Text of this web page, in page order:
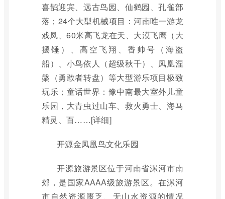
喜鹊迎宾、远古鸟园、仙鹤园、孔雀部
落；24个大型机械项目：河南唯一游龙
戏凤、60米高飞龙在天、大漠飞鹰（大
摆锤）、高空飞翔、香帅号（海盗
船）、小鸟依人（超级秋千）、凤凰涅
槃（勇敢者转盘）等大型游乐项目极致
玩乐；童话世界：豫中南最大室外儿童
乐园，大青虫过山车、救火勇士、海马
精灵、百……[详细]
开源金凤凰鸟文化乐园
开源旅游景区位于河南省漯河市南
郊，是国家AAAA级旅游景区。在漯河
市自然资源匮乏、无山水资源的情况